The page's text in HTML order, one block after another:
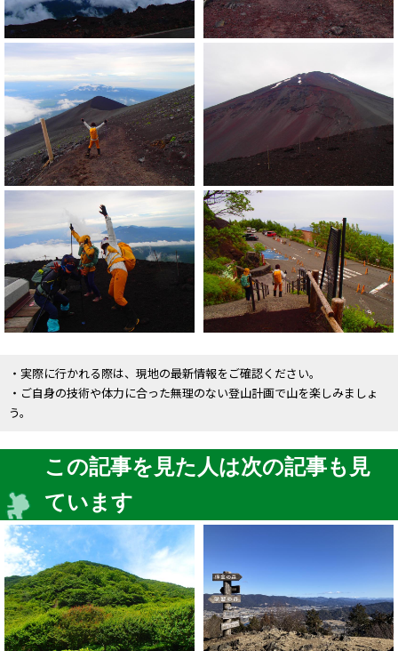
・実際に行かれる際は、現地の最新情報をご確認ください。
・ご自身の技術や体力に合った無理のない登山計画で山を楽しみましょ
う。
この記事を見た人は次の記事も見
ています